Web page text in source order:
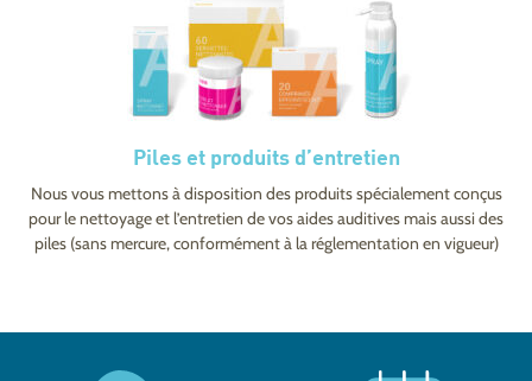
Piles et produits d’entretien
Nous vous mettons à disposition des produits spécialement conçus
pour le nettoyage et l’entretien de vos aides auditives mais aussi des
piles (sans mercure, conformément à la réglementation en vigueur)